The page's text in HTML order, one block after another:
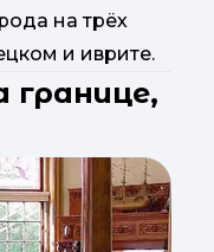
на трёх
и иврите.
границе,